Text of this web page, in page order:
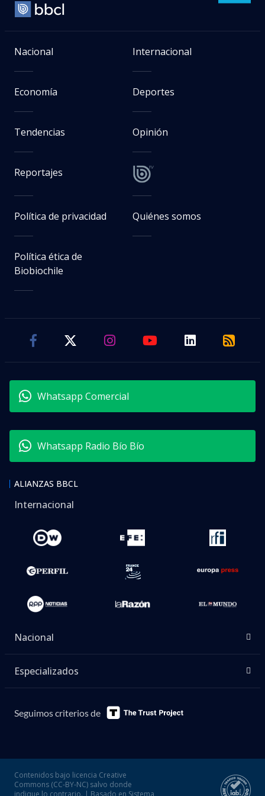
Nacional Internacional
Economía Deportes
Tendencias Opinión
Reportajes
Política de privacidad Quiénes somos
Política ética de
Biobiochile
Whatsapp Comercial
Whatsapp Radio Bío Bío
ALIANZAS BBCL
Internacional
Nacional
Especializados
Seguimos criterios de
Contenidos bajo licencia Creative
Commons (CC-BY-NC) salvo donde